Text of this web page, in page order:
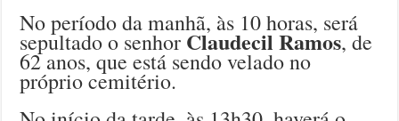
No período da manhã, às 10 horas, será
sepultado o senhor Claudecil Ramos, de
62 anos, que está sendo velado no
próprio cemitério.